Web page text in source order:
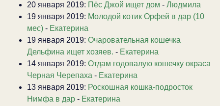
20 января 2019: Пёс Джой ищет дом - Людмила
19 января 2019: Молодой котик Орфей в дар (10
мес) - Екатерина
19 января 2019: Очаровательная кошечка
Дельфина ищет хозяев. - Екатерина
14 января 2019: Отдам годовалую кошечку окраса
Черная Черепаха - Екатерина
13 января 2019: Роскошная кошка-подросток
Нимфа в дар - Екатерина